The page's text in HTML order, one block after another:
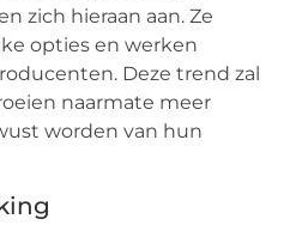
zich hieraan aan. Ze
opties en werken
Deze trend zal
naarmate meer
worden van hun